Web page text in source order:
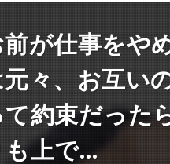
前が仕事をや
々、お互い
て約束だった
も上で…